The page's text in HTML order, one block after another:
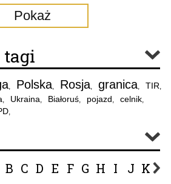
Pokaż
tagi
, Polska, Rosja, granica, TIR,
, Ukraina, Białoruś, pojazd, celnik,
,
B C D E F G H I J K L